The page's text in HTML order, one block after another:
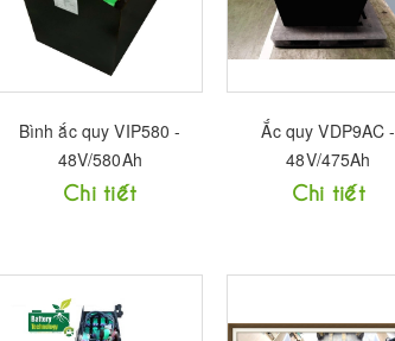
Bình ắc quy VIP580 -
48V/580Ah
Chi tiết
Ắc quy VDP9AC -
48V/475Ah
Chi tiết